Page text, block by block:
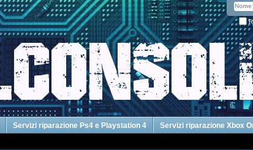
Servizi riparazione Ps4 e Playstation 4 Servizi riparazione Xbox